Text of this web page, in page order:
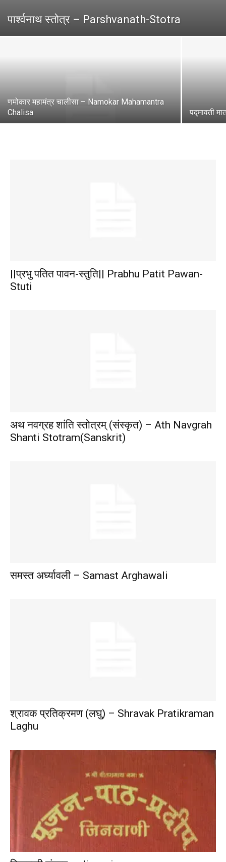
पार्श्वनाथ स्तोत्र – Parshvanath-Stotra
णमोकार महामंत्र चालीसा – Namokar Mahamantra
Chalisa
पद्मावती
||प्रभु पतित पावन-स्तुति|| Prabhu Patit Pawan-
Stuti
अथ नवग्रह शांति स्तोत्रम् (संस्कृत) – Ath Navgrah
Shanti Stotram(Sanskrit)
समस्त अर्घ्यावली – Samast Arghawali
श्रावक प्रतिक्रमण (लघु) – Shravak Pratikraman
Laghu